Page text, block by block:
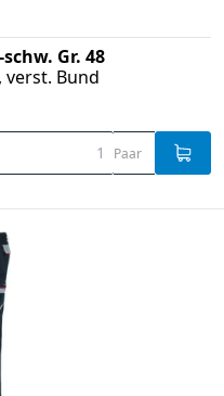
Gr. 48
verst. Bund
Paar